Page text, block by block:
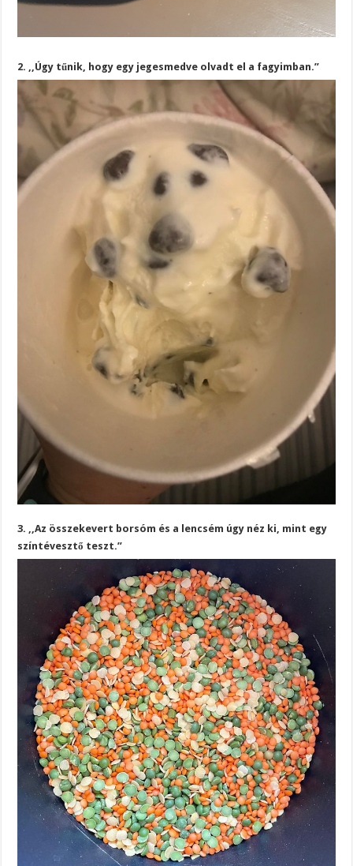
2. ,,Úgy tűnik, hogy egy jegesmedve olvadt el a fagyimban.”
3. ,,Az összekevert borsóm és a lencsém úgy néz ki, mint egy
színtévesztő teszt.”